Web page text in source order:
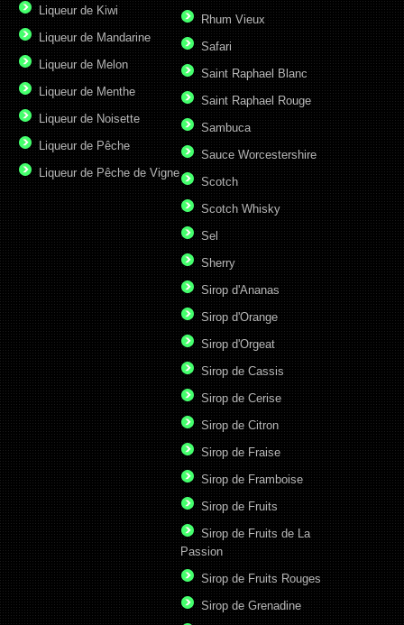
Liqueur de Kiwi
Liqueur de Mandarine
Liqueur de Melon
Liqueur de Menthe
Liqueur de Noisette
Liqueur de Pêche
Liqueur de Pêche de Vigne
Rhum Vieux
Safari
Saint Raphael Blanc
Saint Raphael Rouge
Sambuca
Sauce Worcestershire
Scotch
Scotch Whisky
Sel
Sherry
Sirop d'Ananas
Sirop d'Orange
Sirop d'Orgeat
Sirop de Cassis
Sirop de Cerise
Sirop de Citron
Sirop de Fraise
Sirop de Framboise
Sirop de Fruits
Sirop de Fruits de La
Passion
Sirop de Fruits Rouges
Sirop de Grenadine